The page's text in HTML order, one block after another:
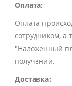
Оплата:
Оплата
сотрудником, а
"Наложенный
получении.
Доставка: